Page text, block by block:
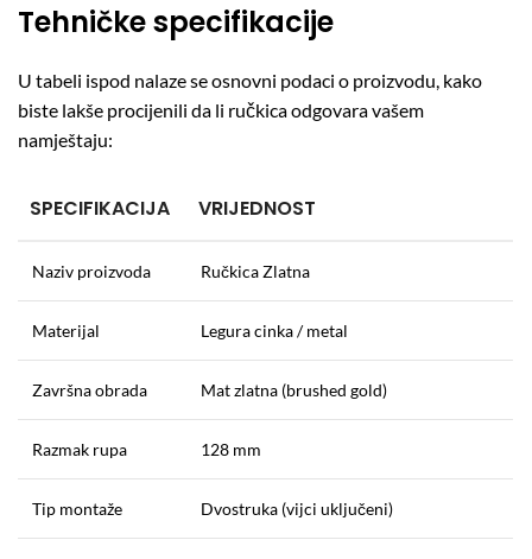
Tehničke specifikacije
U tabeli ispod nalaze se osnovni podaci o proizvodu, kako
biste lakše procijenili da li ručkica odgovara vašem
namještaju:
SPECIFIKACIJA VRIJEDNOST
Naziv proizvoda Ručkica Zlatna
Materijal Legura cinka / metal
Završna obrada Mat zlatna (brushed gold)
Razmak rupa 128 mm
Tip montaže Dvostruka (vijci uključeni)